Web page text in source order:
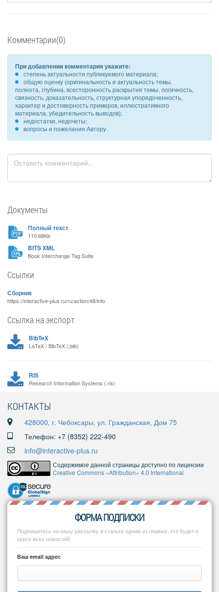
Комментарии(0)
При добавлении комментария укажите:
степень актуальности публикуемого материала;
общую оценку (оригинальность и актуальность темы,
полнота, глубина, всесторонность раскрытия темы, логичность,
связность, доказательность, структурная упорядоченность,
характер и достоверность примеров, иллюстративного
материала, убедительность выводов);
недостатки, недочеты;
вопросы и пожелания Автору.
Документы
Полный текст
110.68Kb
BITS XML
Book Interchange Tag Suite
Ссылки
Сборник
https://interactive-plus.ru/ru/action/48/info
Ссылка на экспорт
BibTeX
LaTeX / BibTeX (.bib)
RIS
Research Information Systems (.ris)
КОНТАКТЫ
428000, г. Чебоксары, ул. Гражданская, Дом 75
Телефон: +7 (8352) 222-490
info@interactive-plus.ru
Содержимое данной страницы доступно по лицензии
Creative Commons «Attribution» 4.0 International
ФОРМА ПОДПИСКИ
Подпишитесь на нашу рассылку и станьте одним из первых, кто будет в
курсе всех новостей!
Ваш email адрес